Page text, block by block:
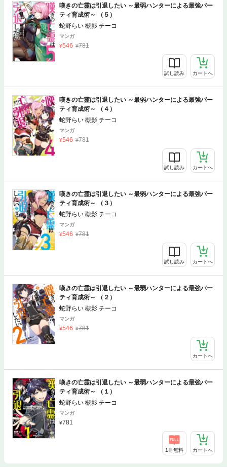
嘆きの亡霊は引退したい ～最弱ハンターによる最強パー
ティ育成術～ （５）
蛇野らい 槻影 チーコ
マンガ
546 781
試し読み カートへ
嘆きの亡霊は引退したい ～最弱ハンターによる最強パー
ティ育成術～ （４）
蛇野らい 槻影 チーコ
マンガ
546 781
試し読み カートへ
嘆きの亡霊は引退したい ～最弱ハンターによる最強パー
ティ育成術～ （３）
蛇野らい 槻影 チーコ
マンガ
546 781
試し読み カートへ
嘆きの亡霊は引退したい ～最弱ハンターによる最強パー
ティ育成術～ （２）
蛇野らい 槻影 チーコ
マンガ
546 781
カートへ
嘆きの亡霊は引退したい ～最弱ハンターによる最強パー
ティ育成術～ （１）
蛇野らい 槻影 チーコ
マンガ
781
1冊無料 カートへ